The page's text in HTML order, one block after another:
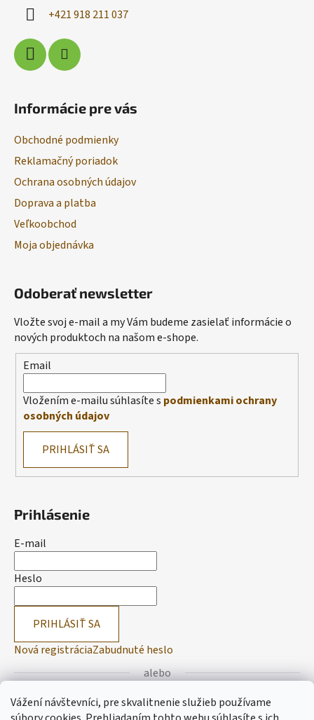
Vážení návštevníci, pre skvalitnenie služieb používame
+421 918 211 037
Informácie pre vás
Obchodné podmienky
Reklamačný poriadok
Ochrana osobných údajov
Doprava a platba
Veľkoobchod
Moja objednávka
Odoberať newsletter
Vložte svoj e-mail a my Vám budeme zasielať informácie o
nových produktoch na našom e-shope.
Email
Vložením e-mailu súhlasíte s podmienkami ochrany
osobných údajov
PRIHLÁSIŤ SA
Prihlásenie
E-mail
Heslo
PRIHLÁSIŤ SA
Nová registráciaZabudnuté heslo
alebo
Prihlásiť sa cez Facebook